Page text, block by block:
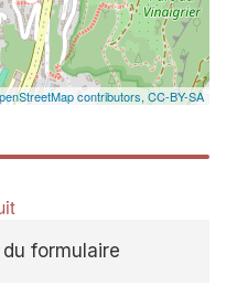
contributors, CC-BY-SA
formulaire
Augmentez
vosmarges
nouveaux